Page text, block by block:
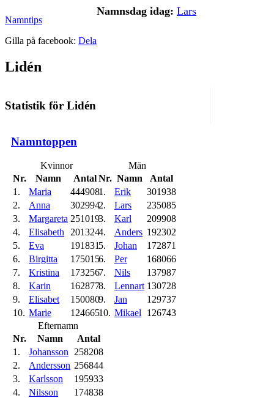
Namntips
Gilla på facebook: Dela
Namnsdag idag: Lars
Lidén
Statistik för Lidén
Namntoppen
Kvinnor
Nr.
Namn
Antal
1.
Maria
444908
2.
Anna
302994
3.
Margareta 251019
4.
Elisabeth
201324
5.
Eva
191831
6.
Birgitta
175015
7.
Kristina
173256
8.
Karin
162877
9.
Elisabet
150080
10. Marie 124665
Män
Nr. Namn
Antal
1.
Erik
301938
2.
Lars
235085
3.
Karl
209908
4.
Anders 192302
5.
Johan
172871
6.
Per
168066
7.
Nils
137987
8.
Lennart 130728
9.
Jan
129737
10. Mikael
126743
Efternamn
Nr.
Namn
Antal
1.
Johansson
258208
2.
Andersson 256844
3.
Karlsson
195933
4.
Nilsson
174838